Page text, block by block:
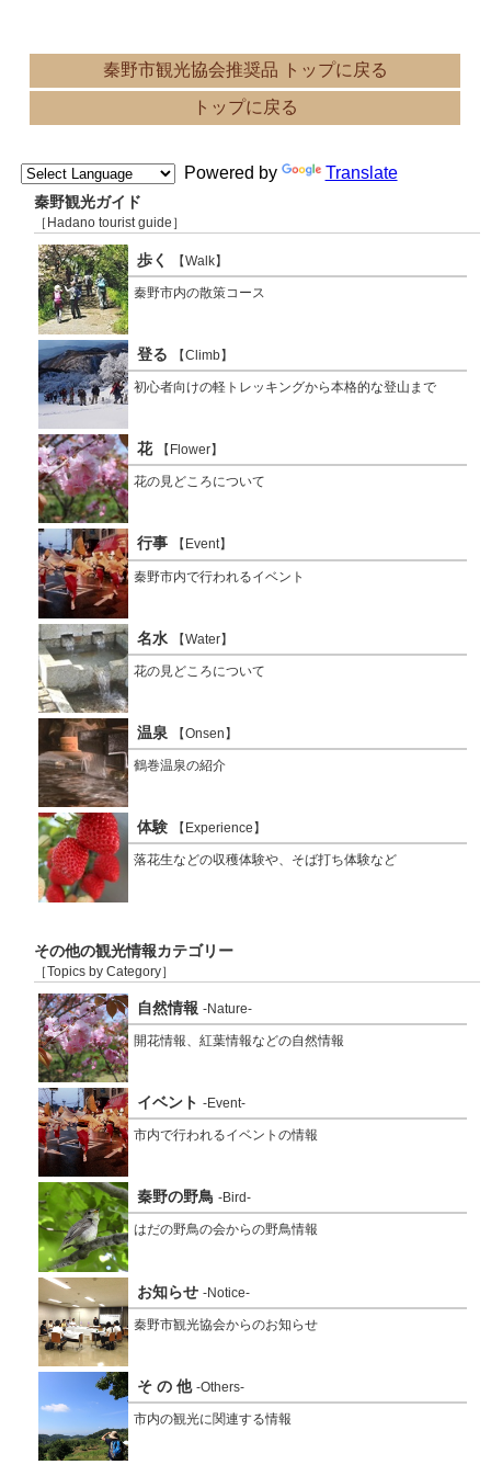
秦野市観光協会推奨品 トップに戻る
トップに戻る
Powered by Translate
秦野観光ガイド
［Hadano tourist guide］
歩く 【Walk】
秦野市内の散策コース
登る 【Climb】
初心者向けの軽トレッキングから本格的な登山まで
花 【Flower】
花の見どころについて
行事 【Event】
秦野市内で行われるイベント
名水 【Water】
花の見どころについて
温泉 【Onsen】
鶴巻温泉の紹介
体験 【Experience】
落花生などの収穫体験や、そば打ち体験など
その他の観光情報カテゴリー
［Topics by Category］
自然情報 -Nature-
開花情報、紅葉情報などの自然情報
イベント -Event-
市内で行われるイベントの情報
秦野の野鳥 -Bird-
はだの野鳥の会からの野鳥情報
お知らせ -Notice-
秦野市観光協会からのお知らせ
そ の 他 -Others-
市内の観光に関連する情報